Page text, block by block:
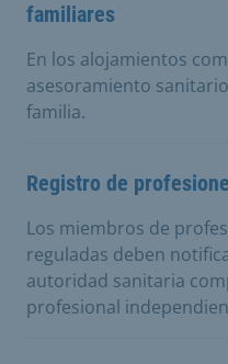
familiares
En los alojamientos
asesoramiento
familia.
Registro de
Los miembros de
reguladas deben
autoridad sanitaria
profesional